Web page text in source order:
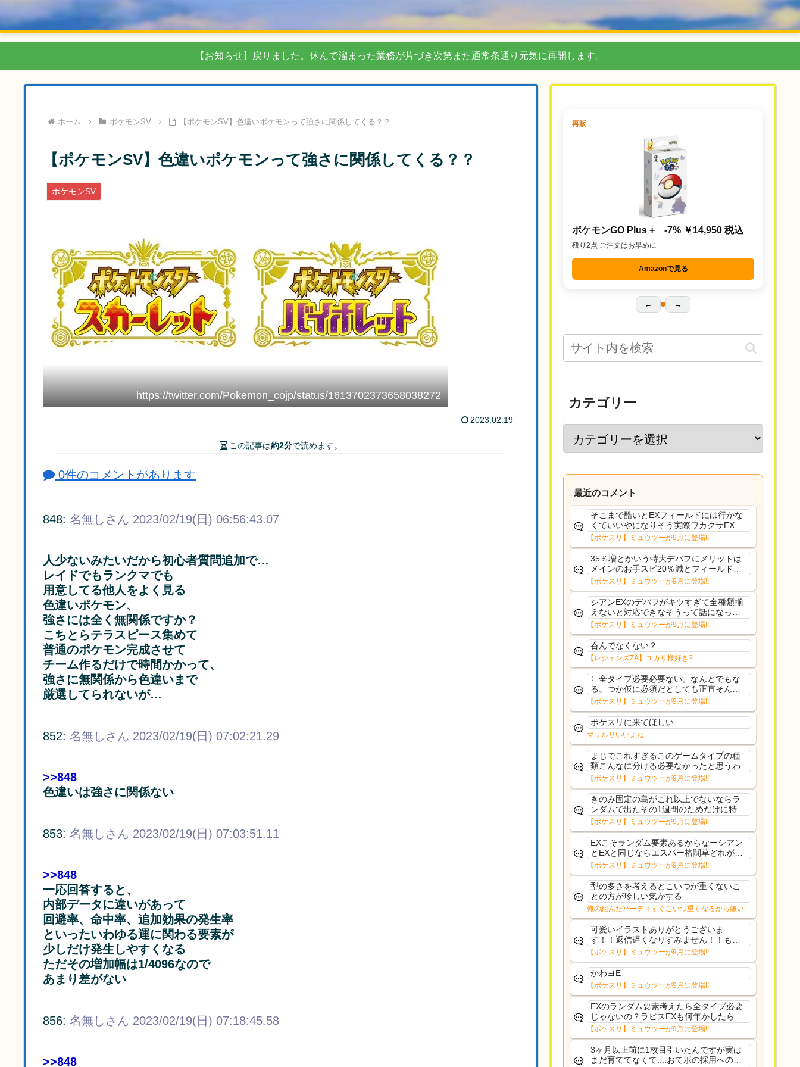
【お知らせ】戻りました。休んで溜まった業務が片づき次第また通常条通り元気に再開します。
ホーム ポケモンSV 【ポケモンSV】色違いポケモンって強さに関係してくる？？
【ポケモンSV】色違いポケモンって強さに関係してくる？？
ポケモンSV
https://twitter.com/Pokemon_cojp/status/1613702373658038272
2023.02.19
この記事は約2分で読めます。
0件のコメントがあります
848: 名無しさん 2023/02/19(日) 06:56:43.07
人少ないみたいだから初心者質問追加で…
レイドでもランクマでも
用意してる他人をよく見る
色違いポケモン、
強さには全く無関係ですか？
こちとらテラスピース集めて
普通のポケモン完成させて
チーム作るだけで時間かかって、
強さに無関係から色違いまで
厳選してられないが…
852: 名無しさん 2023/02/19(日) 07:02:21.29
>>848
色違いは強さに関係ない
853: 名無しさん 2023/02/19(日) 07:03:51.11
>>848
一応回答すると、
内部データに違いがあって
回避率、命中率、追加効果の発生率
といったいわゆる運に関わる要素が
少しだけ発生しやすくなる
ただその増加幅は1/4096なので
あまり差がない
856: 名無しさん 2023/02/19(日) 07:18:45.58
>>848
再販
ポケモンGO Plus + -7% ￥14,950 税込
残り2点 ご注文はお早めに
Amazonで見る
← →
カテゴリー
最近のコメント
そこまで酷いとEXフィールドには行かな
くていいやになりそう実際ワカクサEXで
さえあんまり行ってないや
【ポケスリ】ミュウツーが9月に登場!!
35％増とかいう特大デバフにメリットは
メインのお手スピ20％減とフィールド効
果のみフェアリーノーマルとか引いたら
まともに料理も作れないし終わり控えめ
に言ってカス
【ポケスリ】ミュウツーが9月に登場!!
シアンEXのデバフがキツすぎて全種類揃
えないと対応できなそうって話になって
るわ
【ポケスリ】ミュウツーが9月に登場!!
呑んでなくない？
【レジェンズZA】ユカリ様好き?
〉全タイプ必要必要ない。なんとでもな
る。つか仮に必須だとしても正直そんな
もんに付き合う気は無い。運営は時間の
リソースを甘く見すぎなのよ。ポケスリ
やったことないやろうなと思ってる。〉
ラピスEX最短二年後...
【ポケスリ】ミュウツーが9月に登場!!
ポケスリに来てほしい
マリルリいいよね
まじでこれすぎるこのゲームタイプの種
類こんなに分ける必要なかったと思うわ
【ポケスリ】ミュウツーが9月に登場!!
きのみ固定の島がこれ以上でないならラ
ンダムで出たその1週間のためだけに特定
のタイプにリソース割くのなんだかむな
しい気がするわ出番がないってわけじゃ
ないから無駄ではないんだけど
【ポケスリ】ミュウツーが9月に登場!!
EXこそランダム要素あるからなーシアン
とEXと同じならエスパー格闘草どれが事
前に来るか分からんから、積む必要があ
るミュウツーは使いにくくね？って思っ
た
【ポケスリ】ミュウツーが9月に登場!!
型の多さを考えるとこいつが重くないこ
との方が珍しい気がする
俺の組んだパーティすぐこいつ重くなるから嫌い
可愛いイラストありがとうございま
す！！返信遅くなりすみません！！もう
少ししたら通常再開できます！
【ポケスリ】ミュウツーが9月に登場!!
かわヨE
【ポケスリ】ミュウツーが9月に登場!!
EXのランダム要素考えたら全タイプ必要
じゃないの？ラピスEXも何年かしたら来
るだろうし後から厳選したい育てたいっ
て思ってもどうにもならないのがこのゲ
ームだしな
【ポケスリ】ミュウツーが9月に登場!!
3ヶ月以上前に1枚目引いたんですが実は
まだ育ててなくて....おてボの採用への影